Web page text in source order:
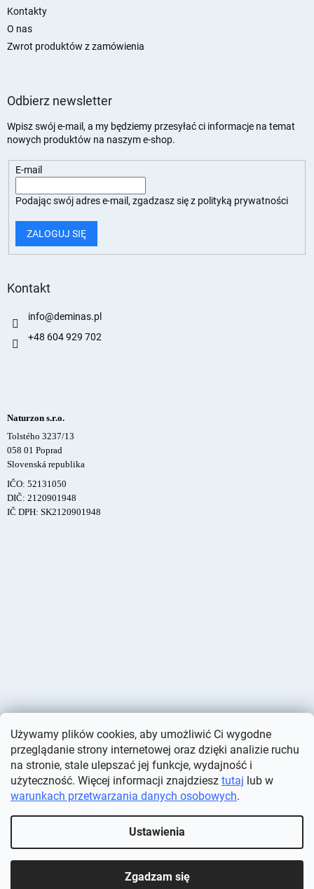
Używamy plików cookies, aby umożliwić Ci wygodne
przeglądanie strony internetowej oraz dzięki analizie ruchu
na stronie, stale ulepszać jej funkcje, wydajność i
użyteczność. Więcej informacji znajdziesz tutaj lub w
warunkach przetwarzania danych osobowych.
Ustawienia
Zgadzam się
Kontakty
O nas
Zwrot produktów z zamówienia
Odbierz newsletter
Wpisz swój e-mail, a my będziemy przesyłać ci informacje na temat
nowych produktów na naszym e-shop.
E-mail
Podając swój adres e-mail, zgadzasz się z polityką prywatności
ZALOGUJ SIĘ
Kontakt
info@deminas.pl
+48 604 929 702
Naturzon s.r.o.
Tolstého 3237/13
058 01 Poprad
Slovenská republika
IČO: 52131050
DIČ: 2120901948
IČ DPH: SK2120901948